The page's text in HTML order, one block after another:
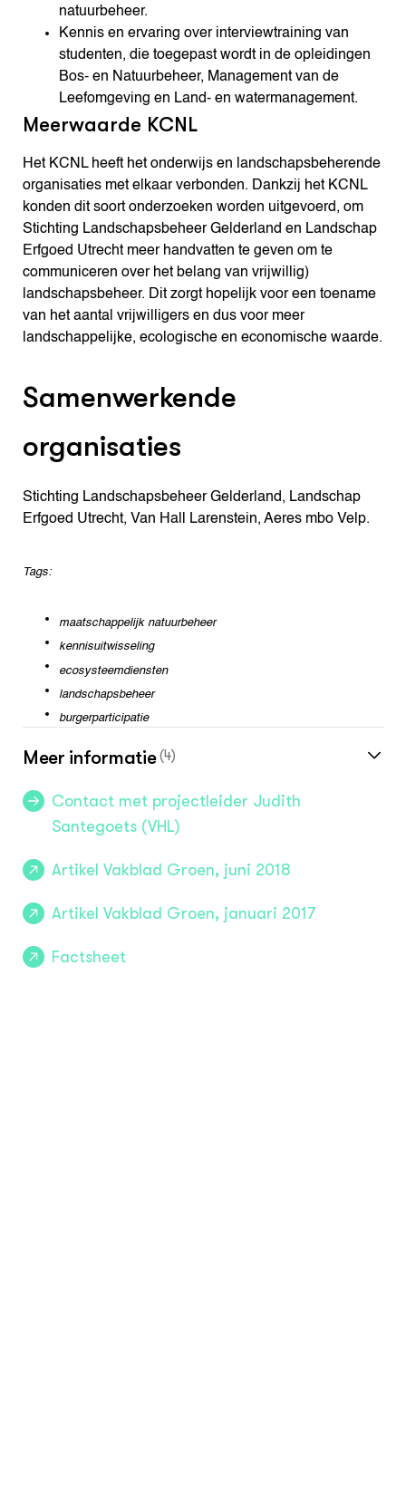
natuurbeheer.
Kennis en ervaring over interviewtraining van
studenten, die toegepast wordt in de opleidingen
Bos- en Natuurbeheer, Management van de
Leefomgeving en Land- en watermanagement.
Meerwaarde KCNL
Het KCNL heeft het onderwijs en landschapsbeherende
organisaties met elkaar verbonden. Dankzij het KCNL
konden dit soort onderzoeken worden uitgevoerd, om
Stichting Landschapsbeheer Gelderland en Landschap
Erfgoed Utrecht meer handvatten te geven om te
communiceren over het belang van vrijwillig)
landschapsbeheer. Dit zorgt hopelijk voor een toename
van het aantal vrijwilligers en dus voor meer
landschappelijke, ecologische en economische waarde.
Samenwerkende
organisaties
Stichting Landschapsbeheer Gelderland, Landschap
Erfgoed Utrecht, Van Hall Larenstein, Aeres mbo Velp.
Tags:
maatschappelijk natuurbeheer
kennisuitwisseling
ecosysteemdiensten
landschapsbeheer
burgerparticipatie
Meer informatie (4)
Contact met projectleider Judith
Santegoets (VHL)
Artikel Vakblad Groen, juni 2018
Artikel Vakblad Groen, januari 2017
Factsheet